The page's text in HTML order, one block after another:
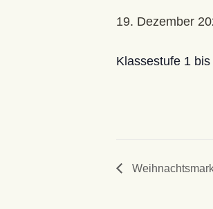
19. Dezember
Klassestufe 1 bis